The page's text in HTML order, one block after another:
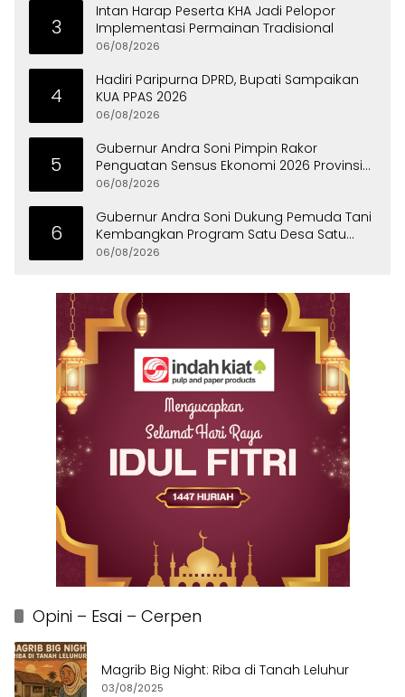
3
Intan Harap Peserta KHA Jadi Pelopor
Implementasi Permainan Tradisional
06/08/2026
4
Hadiri Paripurna DPRD, Bupati Sampaikan
KUA PPAS 2026
06/08/2026
5
Gubernur Andra Soni Pimpin Rakor
Penguatan Sensus Ekonomi 2026 Provinsi
Banten
06/08/2026
6
Gubernur Andra Soni Dukung Pemuda Tani
Kembangkan Program Satu Desa Satu
Hektare Jagung
06/08/2026
Opini – Esai – Cerpen
Magrib Big Night: Riba di Tanah Leluhur
03/08/2025